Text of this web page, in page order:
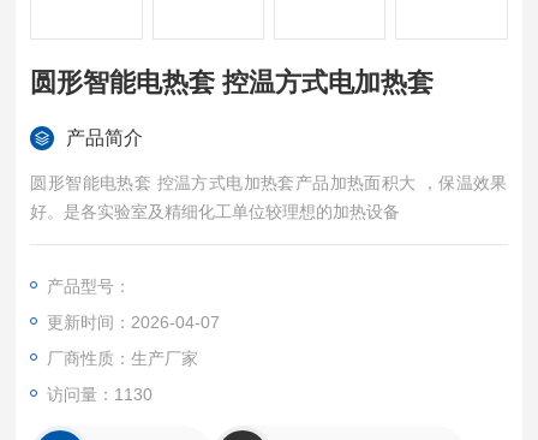
圆形智能电热套 控温方式电加热套
产品简介
圆形智能电热套 控温方式电加热套产品加热面积大 ，保温效果
好。是各实验室及精细化工单位较理想的加热设备
产品型号：
更新时间：2026-04-07
厂商性质：生产厂家
访问量：1130